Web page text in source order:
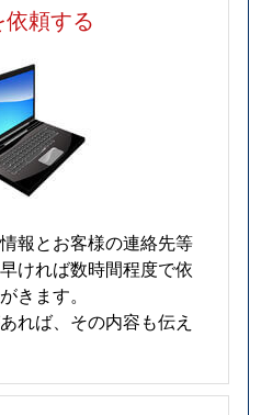
頼する
報とお客様の連絡先等
ければ数時間程度で依
きます。
れば、その内容も伝え